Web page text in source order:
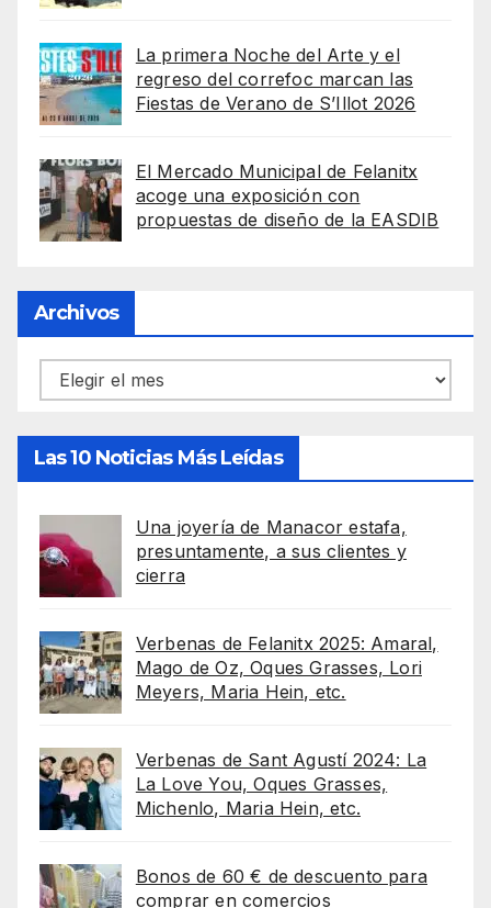
La primera Noche del Arte y el
regreso del correfoc marcan las
Fiestas de Verano de S’Illot 2026
El Mercado Municipal de Felanitx
acoge una exposición con
propuestas de diseño de la EASDIB
Archivos
Archivos
Las 10 Noticias Más Leídas
Una joyería de Manacor estafa,
presuntamente, a sus clientes y
cierra
Verbenas de Felanitx 2025: Amaral,
Mago de Oz, Oques Grasses, Lori
Meyers, Maria Hein, etc.
Verbenas de Sant Agustí 2024: La
La Love You, Oques Grasses,
Michenlo, Maria Hein, etc.
Bonos de 60 € de descuento para
comprar en comercios